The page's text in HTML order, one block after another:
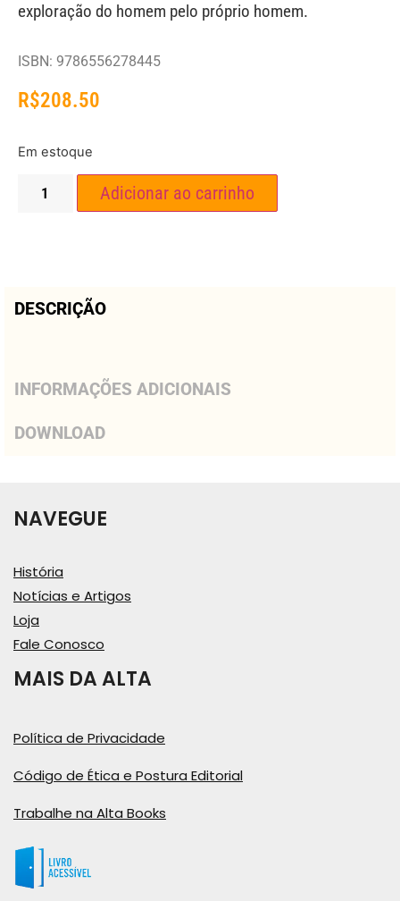
exploração do homem pelo próprio homem.
ISBN: 9786556278445
R$208.50
Em estoque
Adicionar ao carrinho
DESCRIÇÃO
INFORMAÇÕES ADICIONAIS
DOWNLOAD
NAVEGUE
História
Notícias e Artigos
Loja
Fale Conosco
MAIS DA ALTA
Política de Privacidade
Código de Ética e Postura Editorial
Trabalhe na Alta Books